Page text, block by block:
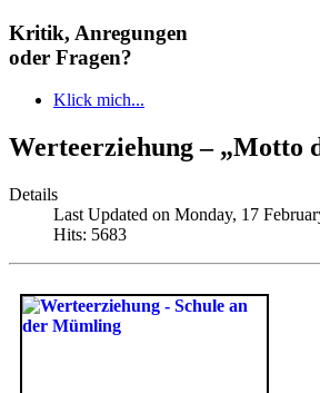
Kritik, Anregungen
oder Fragen?
Klick mich...
Werteerziehung – „Motto
Details
Last Updated on Monday, 17
Hits: 5683